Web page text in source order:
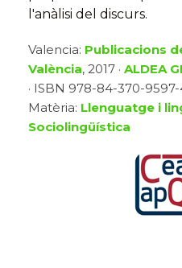
l'anàlisi del discurs.
Valencia: Publicacions
València, 2017 · ALDEA
· ISBN 978-84-370-9597-
Matèria: Llenguatge i
Sociolingüística